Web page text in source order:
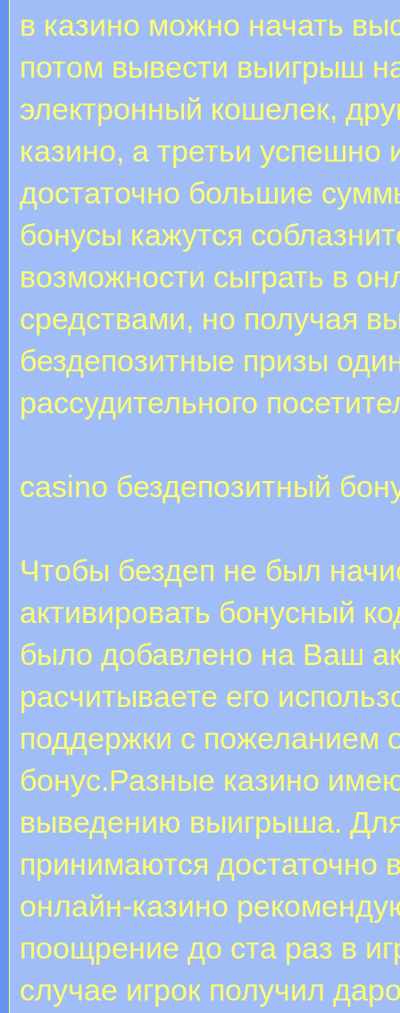
в казино можно начать
потом вывести выигрыш
электронный кошелек,
казино, а третьи
достаточно большие
бонусы кажутся
возможности сыграть в
средствами, но получая
бездепозитные призы
рассудительного
casino бездепозитный
Чтобы бездеп не был
активировать бонусный
было добавлено на Ваш
расчитываете его
поддержки с пожеланием
бонус.Разные казино
выведению выигрыша.
принимаются достаточно
онлайн-казино
поощрение до ста раз в
случае игрок получил